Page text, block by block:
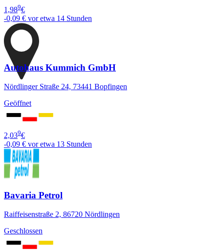
1,989€
-0,09 € vor etwa 14 Stunden
Autohaus Kummich GmbH
Nördlinger Straße 24, 73441 Bopfingen
Geöffnet
2,039€
-0,09 € vor etwa 13 Stunden
Bavaria Petrol
Raiffeisenstraße 2, 86720 Nördlingen
Geschlossen